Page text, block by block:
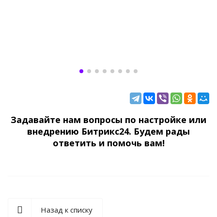
Задавайте нам вопросы по настройке или
внедрению Битрикс24. Будем рады
ответить и помочь вам!
Назад к списку